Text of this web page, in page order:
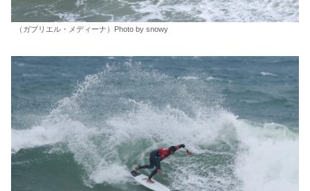
（ガブリエル・メディーナ）Photo by snowy